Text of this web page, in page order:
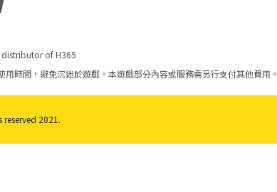
of H365
時間，避免沉迷於遊戲。本遊戲部分內容或服務需另行支付其他費用。
2021.